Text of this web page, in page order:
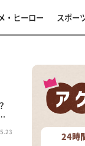
・ヒーロー スポー
24時